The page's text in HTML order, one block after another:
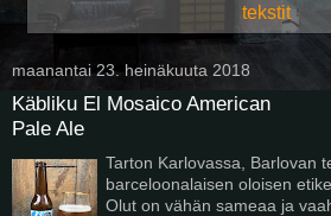
tekstit
maanantai 23. heinäkuuta 2018
Käbliku El Mosaico American
Pale Ale
Tarton Karlovassa, Barlovan
barceloonalaisen oloisen
Olut on vähän sameaa ja